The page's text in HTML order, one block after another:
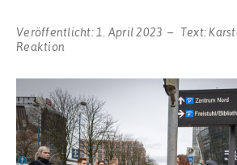
Veröffentlicht: 1. April 2023 Text:
Reaktion